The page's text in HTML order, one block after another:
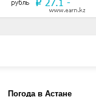
Погода в Астане